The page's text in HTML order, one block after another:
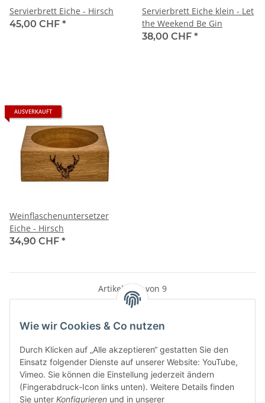
Servierbrett Eiche - Hirsch
45,00 CHF *
Servierbrett Eiche klein - Let
the Weekend Be Gin
38,00 CHF *
AUSVERKAUFT
Weinflaschenuntersetzer
Eiche - Hirsch
34,90 CHF *
Artikel 1 - 9 von 9
Kategorien
Wie wir Cookies & Co nutzen
Durch Klicken auf „Alle akzeptieren“ gestatten Sie den
Einsatz folgender Dienste auf unserer Website: YouTube,
Vimeo. Sie können die Einstellung jederzeit ändern
(Fingerabdruck-Icon links unten). Weitere Details finden
Sie unter Konfigurieren und in unserer